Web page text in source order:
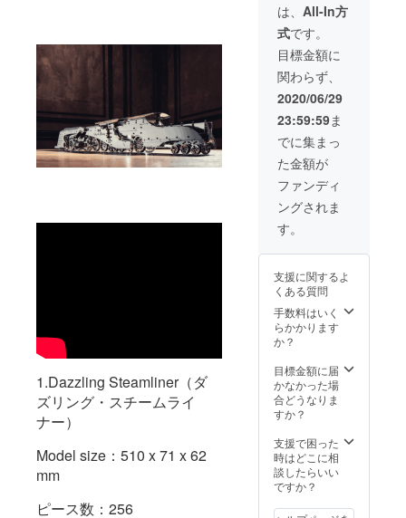
1.Dazzling Steamliner（ダ
ズリング・スチームライ
ナー）
Model size：510 x 71 x 62
mm
ピース数：256
は、 All-In方
式です。
目標金額に
関わらず、
2020/06/29
23:59:59ま
でに集まっ
た金額が
ファンディ
ングされま
す。
支援に関するよ
くある質問
手数料はいく
らかかります
か？
目標金額に届
かなかった場
合どうなりま
すか？
支援で困った
時はどこに相
談したらいい
ですか？